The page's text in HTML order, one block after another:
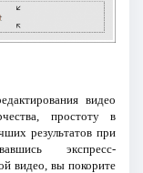
видео
простоту в
результатов при
экспресс-
видео, вы покорите